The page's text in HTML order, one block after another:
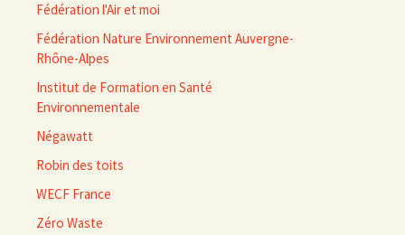
Fédération l'Air et moi
Fédération Nature Environnement Auvergne-
Rhône-Alpes
Institut de Formation en Santé
Environnementale
Négawatt
Robin des toits
WECF France
Zéro Waste